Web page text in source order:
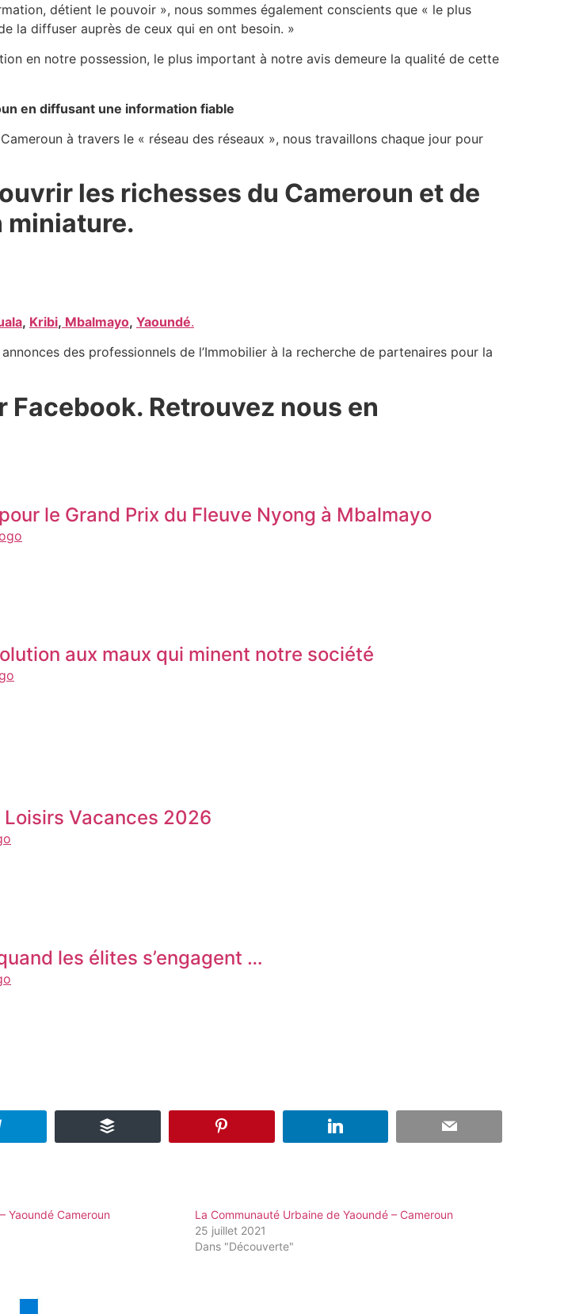
détient le pouvoir », nous sommes également conscients que « le plus
la diffuser auprès de ceux qui en ont besoin. »
en notre possession, le plus important à notre avis demeure la qualité de cette
en diffusant une information fiable
à travers le « réseau des réseaux », nous travaillons chaque jour pour
les richesses du Cameroun et de
miniature.
, Kribi, Mbalmayo, Yaoundé.
des professionnels de l’Immobilier à la recherche de partenaires pour la
Retrouvez nous en
le Grand Prix du Fleuve Nyong à Mbalmayo
aux maux qui minent notre société
Loisirs Vacances 2026
les élites s’engagent …
Yaoundé Cameroun
La Communauté Urbaine de Yaoundé – Cameroun
25 juillet 2021
Dans "Découverte"